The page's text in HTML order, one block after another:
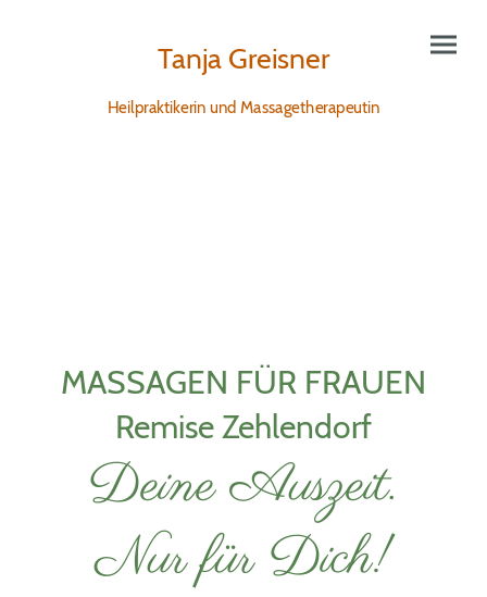
Tanja Greisner
Heilpraktikerin und Massagetherapeutin
MASSAGEN FÜR FRAUEN
Remise Zehlendorf
Deine Auszeit.
Nur für Dich!